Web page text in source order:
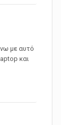
με αυτό
και